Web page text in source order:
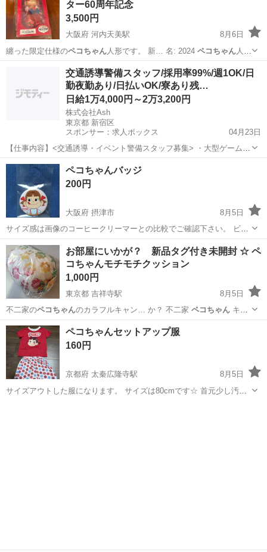
ター60周年記念
3,500円
大阪府 河内天美駅
8月6日
纏った限定仕様のペコちゃん 人形です。 新… 名: 2024 ペコちゃん人形
- 記念内…
河内天美駅 フィギュア
交通誘導警備スタッフ/採用率99%/週1OK/日
勤夜勤あり/日払いOK/寮あり残…
日給1万4,000円～2万3,200円
株式会社Ash
東京都 新宿区
スポンサー：求人ボックス
04月23日
【仕事内容】<交通誘導・イベント警備スタッフ募集> ・大型ゲームイ
ベント ・スポーツ・地域イベント ・工事現場 など、さまざまな現場
で「安全を支える」警備会社です。 若手スタッフも多数活躍中! 未経
験スタートがほとんどなので、初め...
アルバイト・パート
ペコちゃんバッジ
200円
大阪府 摂津市
8月5日
サイズ感は画像のコーヒークリーマーとの比較でご確認下さい。 ビニ
ールに入ったまま未開封です。 後ろは安全ピンで留めるようになって
います。 新品ですが自宅長期保管(収納ボックス内)で見落としがある
かもしれません。
大阪 摂津市 その他 ペコちゃん
お部屋にいかが？ 新品タグ付き未開封 ☆ ペ
コちゃんモチモチクッション
1,000円
東京都 吉祥寺駅
8月5日
不二家のペコちゃん のカラフルキャン… か？ 不二家 ペコちゃんキャ
ンディー …
東京 武蔵野市 吉祥寺駅 ソファ ペコちゃん
ペコちゃんセットアップ服
160円
京都府 太秦広隆寺駅
8月5日
サイズアウトした服になります。 サイズは80cmです☆ 首元少し汚れ